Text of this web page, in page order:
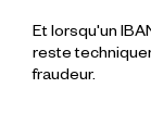
Et lorsqu'un
reste
fraudeur.